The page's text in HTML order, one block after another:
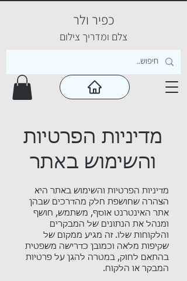
כפיר ולר
צלם ומדריך צילום
מדיניות הפרטיות
והשימוש באתר
מדיניות הפרטיות והשימוש באתר היא
הצהרה שחושפת חלק מהדרכים שבהן
אתר האינטרנט אוסף, משתמש, חושף
ומנהל את הנתונים של המבקרים
והלקוחות שלו. זה מגיע ממקום של
שקיפות מלאה וכמובן כדרישה משפטית
בהתאם לחוק, במטרה להגן על פרטיות
המבקר או הלקוח.